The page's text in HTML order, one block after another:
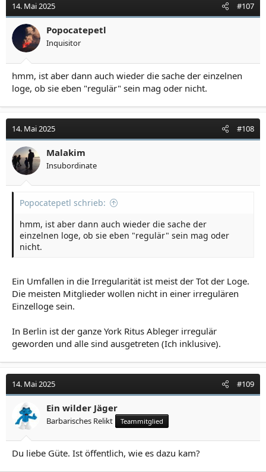
14. Mai 2025 #107
Popocatepetl
Inquisitor
hmm, ist aber dann auch wieder die sache der einzelnen
loge, ob sie eben "regulär" sein mag oder nicht.
14. Mai 2025 #108
Malakim
Insubordinate
Popocatepetl schrieb:
hmm, ist aber dann auch wieder die sache der
einzelnen loge, ob sie eben "regulär" sein mag oder
nicht.
Ein Umfallen in die Irregularität ist meist der Tot der Loge.
Die meisten Mitglieder wollen nicht in einer irregulären
Einzelloge sein.
In Berlin ist der ganze York Ritus Ableger irregulär
geworden und alle sind ausgetreten (Ich inklusive).
14. Mai 2025 #109
Ein wilder Jäger
Barbarisches Relikt Teammitglied
Du liebe Güte. Ist öffentlich, wie es dazu kam?